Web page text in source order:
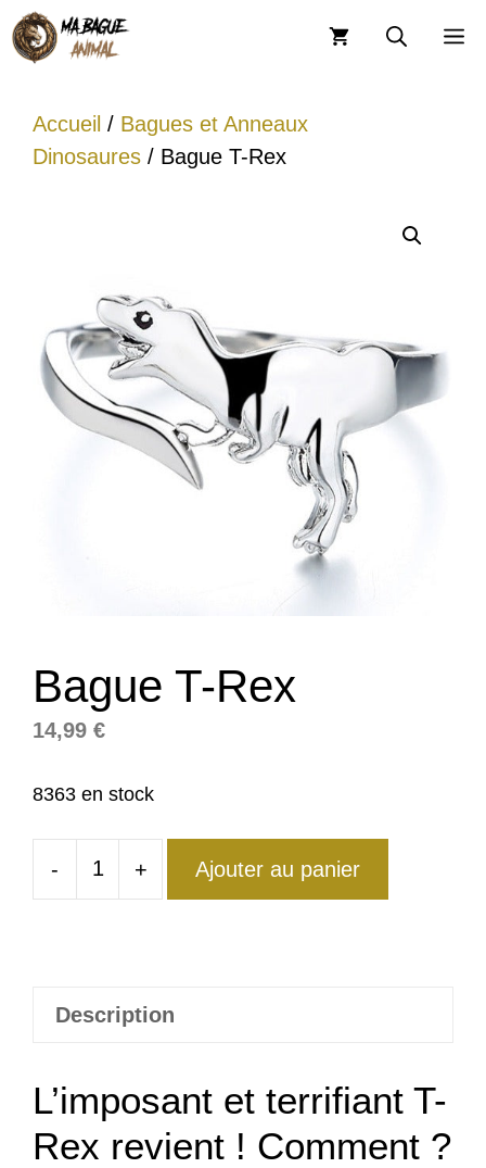
Aller
au
Accueil / Bagues et Anneaux
Dinosaures / Bague T-Rex
Bague T-Rex
14,99 €
8363 en stock
-
quantité
Rex
+ Ajouter au panier
Description
L’imposant et terrifiant T-
Rex revient ! Comment ?